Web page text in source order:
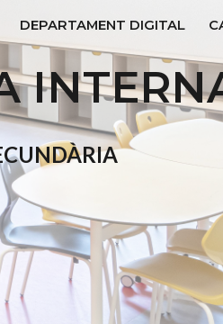
DEPARTAMENT DIGITAL